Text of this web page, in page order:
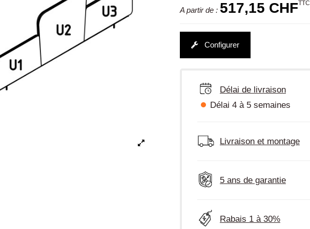
A partir de : 517,15 CHFTTC
Configurer
Délai de livraison
Délai 4 à 5 semaines
Livraison et montage
5 ans de garantie
Rabais 1 à 30%